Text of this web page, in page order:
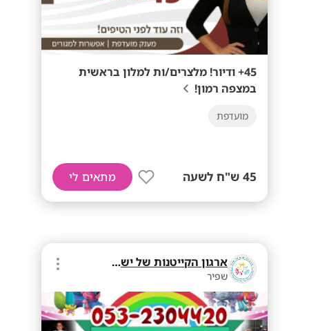
45+ ודיור! מלצרים/ות למלון בראשית
במצפה רמון!
מועדפת
45 ש"ח לשעה מתאים לי
ארגון הקייטנות של ישראל
שפיר